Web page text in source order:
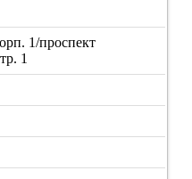
1/проспект
1